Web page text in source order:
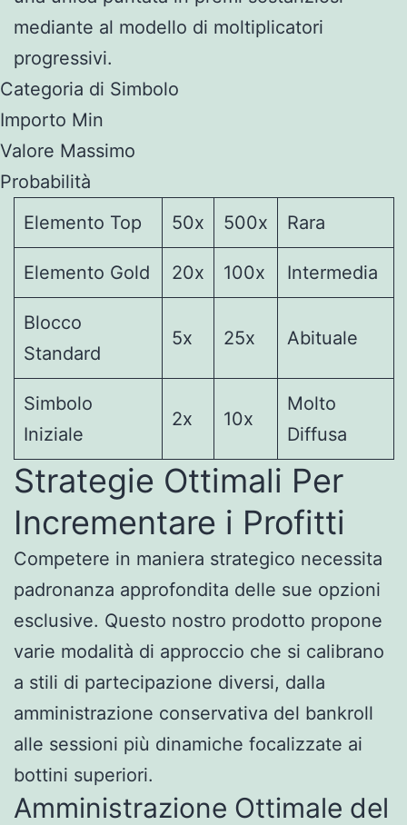
mediante al modello di moltiplicatori
progressivi.
Categoria di Simbolo
Importo Min
Valore Massimo
Probabilità
Elemento Top
50x 500x Rara
Elemento Gold 20x 100x Intermedia
Blocco
Standard
5x 25x Abituale
Simbolo
Iniziale
2x 10x
Molto
Diffusa
Strategie Ottimali Per
Incrementare i Profitti
Competere in maniera strategico necessita
padronanza approfondita delle sue opzioni
esclusive. Questo nostro prodotto propone
varie modalità di approccio che si calibrano
a stili di partecipazione diversi, dalla
amministrazione conservativa del bankroll
alle sessioni più dinamiche focalizzate ai
bottini superiori.
Amministrazione Ottimale del